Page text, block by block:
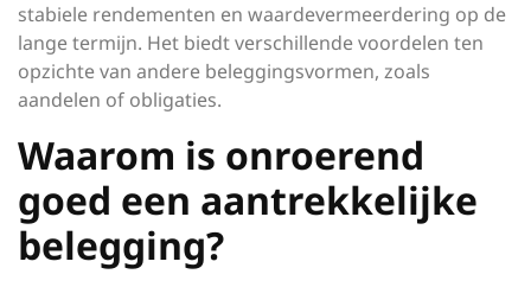
stabiele rendementen en waardevermeerdering op de
lange termijn. Het biedt verschillende voordelen ten
opzichte van andere beleggingsvormen, zoals
aandelen of obligaties.
Waarom is onroerend
goed een aantrekkelijke
belegging?